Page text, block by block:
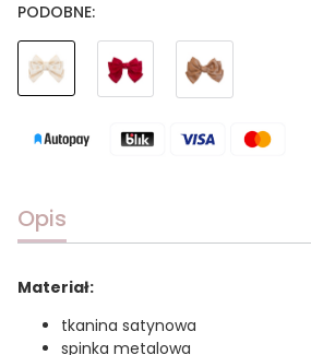
PODOBNE:
Opis
Materiał:
tkanina satynowa
spinka metalowa